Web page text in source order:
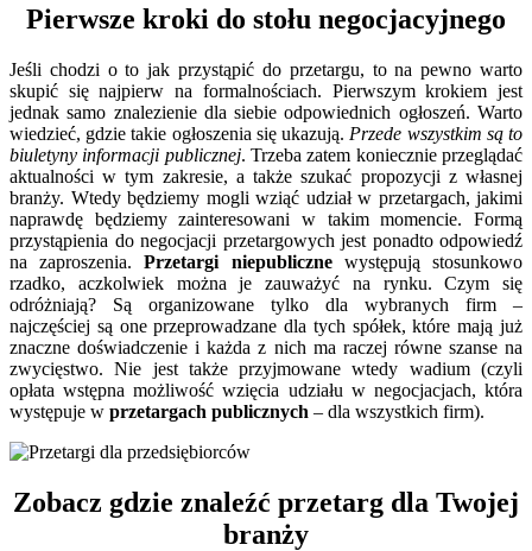
Pierwsze kroki do stołu negocjacyjnego
Jeśli chodzi o to jak przystąpić do przetargu, to na pewno warto
skupić się najpierw na formalnościach. Pierwszym krokiem jest
jednak samo znalezienie dla siebie odpowiednich ogłoszeń. Warto
wiedzieć, gdzie takie ogłoszenia się ukazują. Przede wszystkim są to
biuletyny informacji publicznej. Trzeba zatem koniecznie przeglądać
aktualności w tym zakresie, a także szukać propozycji z własnej
branży. Wtedy będziemy mogli wziąć udział w przetargach, jakimi
naprawdę będziemy zainteresowani w takim momencie. Formą
przystąpienia do negocjacji przetargowych jest ponadto odpowiedź
na zaproszenia.Przetargi niepublicznewystępują stosunkowo
rzadko, aczkolwiek można je zauważyć na rynku. Czym się
odróżniają? Są organizowane tylko dla wybranych firm –
najczęściej są one przeprowadzane dla tych spółek, które mają już
znaczne doświadczenie i każda z nich ma raczej równe szanse na
zwycięstwo. Nie jest także przyjmowane wtedy wadium (czyli
opłata wstępna możliwość wzięcia udziału w negocjacjach, która
występuje w przetargach publicznych – dla wszystkich firm).
Zobacz gdzie znaleźć przetarg dla Twojej
branży